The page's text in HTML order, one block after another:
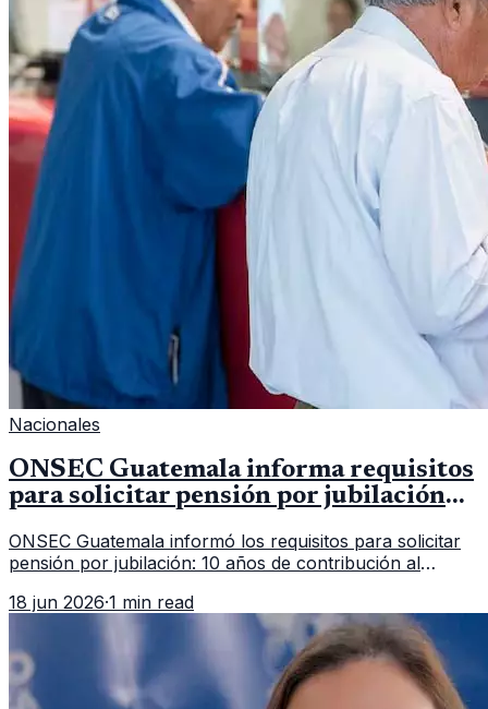
Nacionales
ONSEC Guatemala informa requisitos
para solicitar pensión por jubilación
ONSEC Guatemala informó los requisitos para solicitar
pensión por jubilación: 10 años de contribución al
importar edad.
18 jun 2026·1 min read